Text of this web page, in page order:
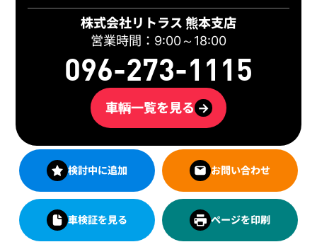
株式会社リトラス 熊本支店
営業時間：9:00～18:00
096-273-1115
車輌一覧を見る →
検討中に追加 お問い合わせ
車検証を見る ページを印刷